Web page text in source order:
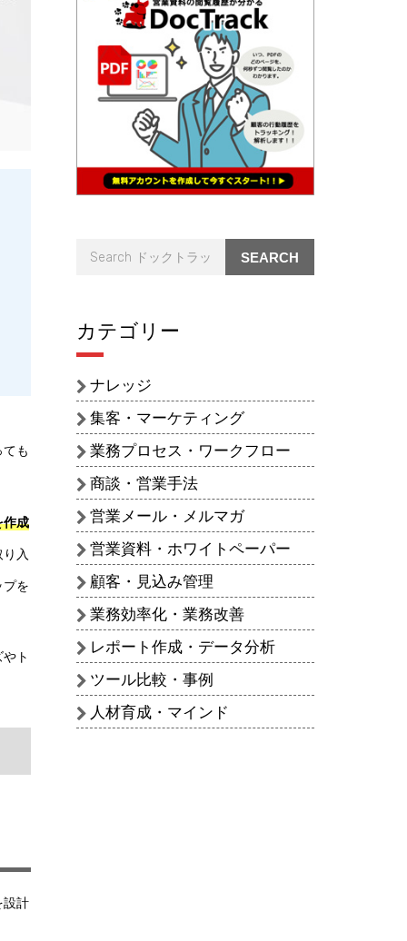
も
作成
入
を
ト
設計
SEARCH
カテゴリー
ナレッジ
集客・マーケティング
業務プロセス・ワークフロー
商談・営業手法
営業メール・メルマガ
営業資料・ホワイトペーパー
顧客・見込み管理
業務効率化・業務改善
レポート作成・データ分析
ツール比較・事例
人材育成・マインド